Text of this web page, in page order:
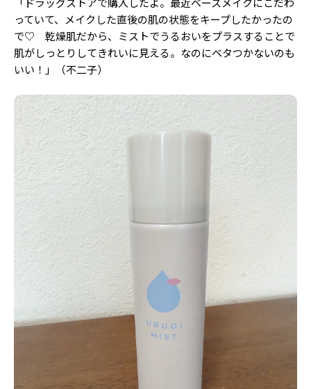
っていて、メイクした直後の肌の状態をキープしたかったの
で♡ 乾燥肌だから、ミストでうるおいをプラスすることで
肌がしっとりしてきれいに見える。なのにベタつかないのも
いい！」（不二子）